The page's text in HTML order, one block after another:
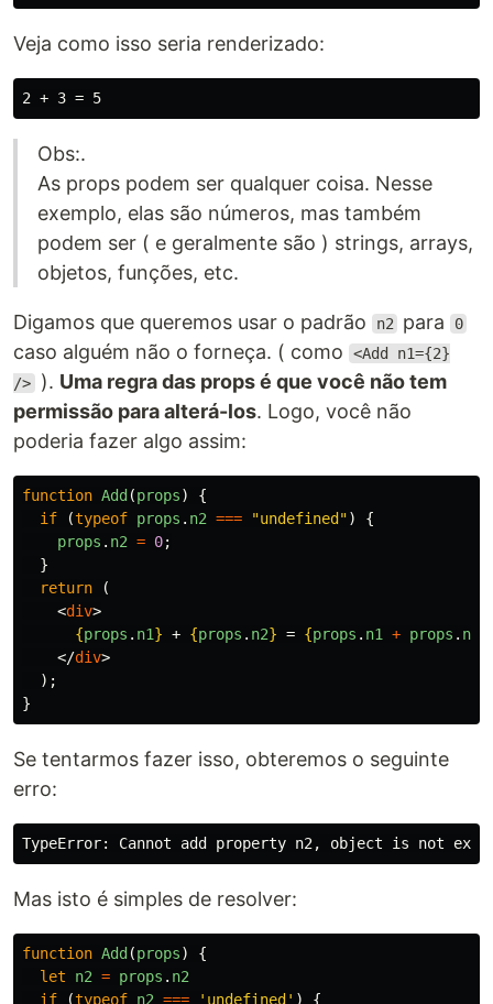
Veja como isso seria renderizado:
Obs:.
As props podem ser qualquer coisa. Nesse
exemplo, elas são números, mas também
podem ser ( e geralmente são ) strings, arrays,
objetos, funções, etc.
Digamos que queremos usar o padrão n2 para 0
caso alguém não o forneça. ( como
<Add n1={2}
/> ). Uma regra das props é que você não tem
permissão para alterá-los. Logo, você não
poderia fazer algo assim:
function Add (props)
{
if
(typeof props . n2 === "undefined ")
{
props . n2 = 0;
}
return
(
<div>
{props . n1} + {props . n2} = {props . n1 + props . n2
</div>
);
}
Se tentarmos fazer isso, obteremos o seguinte
erro:
Mas isto é simples de resolver:
function Add (props)
{
let
n2 = props . n2
if
(typeof n2 === ' undefined ' )
{